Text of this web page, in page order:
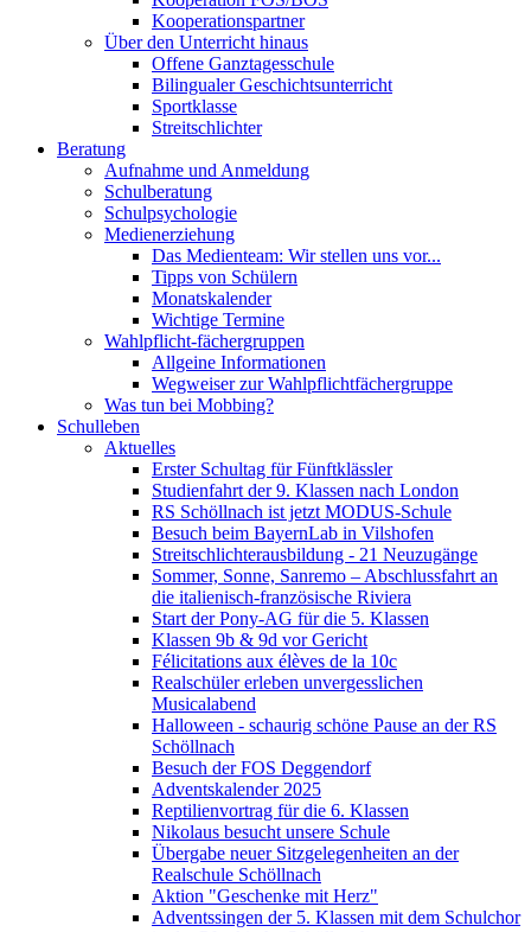
Kooperationspartner
Über den Unterricht hinaus
Offene Ganztagesschule
Bilingualer Geschichtsunterricht
Sportklasse
Streitschlichter
Beratung
Aufnahme und Anmeldung
Schulberatung
Schulpsychologie
Medienerziehung
Das Medienteam: Wir stellen uns vor...
Tipps von Schülern
Monatskalender
Wichtige Termine
Wahlpflicht-fächergruppen
Allgeine Informationen
Wegweiser zur Wahlpflichtfächergruppe
Was tun bei Mobbing?
Schulleben
Aktuelles
Erster Schultag für Fünftklässler
Studienfahrt der 9. Klassen nach London
RS Schöllnach ist jetzt MODUS-Schule
Besuch beim BayernLab in Vilshofen
Streitschlichterausbildung - 21 Neuzugänge
Sommer, Sonne, Sanremo – Abschlussfahrt an
die italienisch-französische Riviera
Start der Pony-AG für die 5. Klassen
Klassen 9b & 9d vor Gericht
Félicitations aux élèves de la 10c
Realschüler erleben unvergesslichen
Musicalabend
Halloween - schaurig schöne Pause an der RS
Schöllnach
Besuch der FOS Deggendorf
Adventskalender 2025
Reptilienvortrag für die 6. Klassen
Nikolaus besucht unsere Schule
Übergabe neuer Sitzgelegenheiten an der
Realschule Schöllnach
Aktion "Geschenke mit Herz"
Adventssingen der 5. Klassen mit dem Schulchor